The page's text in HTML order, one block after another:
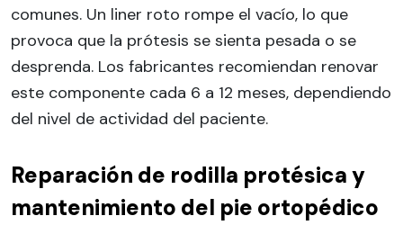
comunes. Un liner roto rompe el vacío, lo que
provoca que la prótesis se sienta pesada o se
desprenda. Los fabricantes recomiendan renovar
este componente cada 6 a 12 meses, dependiendo
del nivel de actividad del paciente.
Reparación de rodilla protésica y
mantenimiento del pie ortopédico